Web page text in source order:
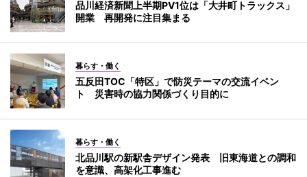
品川経済新聞上半期PV1位は「大井町トラックス」
開業 再開発に注目集まる
暮らす・働く
五反田TOC「特区」で防災テーマの交流イベン
ト 災害時の協力関係づくり目的に
暮らす・働く
北品川駅の新駅舎デザイン発表 旧東海道との調和
を意識、高架化工事進む